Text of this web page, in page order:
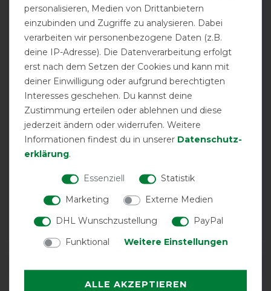
Negative
0%
LATEST REVIEWS
14.11.2021
Ich muß mal abwarten wie die Handschuhe sich
bewähren bei Minusgraden
11.12.2018
Sehr dünn, sehr warm. XS etwas groß für
Handschuhgröße 6 1/2.
05.12.2016
Angenehm im Winter als auch bei Rheuma oder
anderen gesundheitlichen Problemen
personalisieren, Medien von Drittanbietern
einzubinden und Zugriffe zu analysieren. Dabei
verarbeiten wir personenbezogene Daten (z.B.
deine IP-Adresse). Die Datenverarbeitung erfolgt
erst nach dem Setzen der Cookies und kann mit
deiner Einwilligung oder aufgrund berechtigten
Interesses geschehen. Du kannst deine
Zustimmung erteilen oder ablehnen und diese
jederzeit ändern oder widerrufen. Weitere
Informationen findest du in unserer Daten­schutz­
erklärung.
Essenziell
Statistik
Marketing
Externe Medien
DHL Wunschzustellung
PayPal
Funktional
Weitere Einstellungen
ALLE AKZEPTIEREN